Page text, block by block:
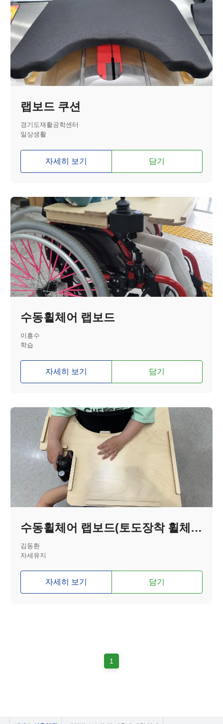
랩보드 쿠션
경기도재활공학센터
일상생활
자세히 보기 담기
수동휠체어 랩보드
이흥수
학습
자세히 보기 담기
수동휠체어 랩보드(토도장착 휠체어)
김동환
자세유지
자세히 보기 담기
1